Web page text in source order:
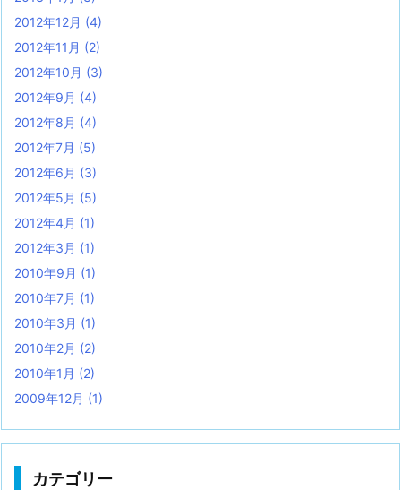
2012年12月 (4)
2012年11月 (2)
2012年10月 (3)
2012年9月 (4)
2012年8月 (4)
2012年7月 (5)
2012年6月 (3)
2012年5月 (5)
2012年4月 (1)
2012年3月 (1)
2010年9月 (1)
2010年7月 (1)
2010年3月 (1)
2010年2月 (2)
2010年1月 (2)
2009年12月 (1)
カテゴリー